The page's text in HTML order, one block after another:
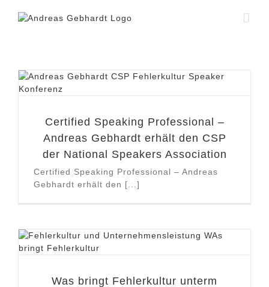
Inhalt
Certified Speaking Professional –
Andreas Gebhardt erhält den CSP
der National Speakers Association
Certified Speaking Professional – Andreas
Gebhardt erhält den [...]
Was bringt Fehlerkultur unterm